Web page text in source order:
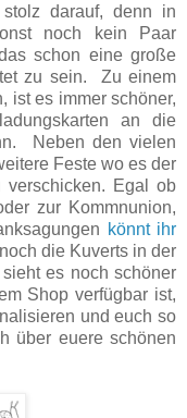
darauf, denn in
noch kein Paar
schon eine große
zu sein. Zu einem
ist es immer schöner,
an die
Neben den vielen
Feste wo es der
verschicken. Egal ob
zur Kommnunion,
könnt ihr
die Kuverts in der
es noch schöner
Shop verfügbar ist,
und euch so
über euere schönen